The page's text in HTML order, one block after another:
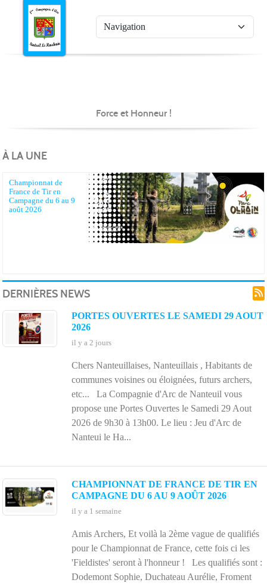
Force et Honneur !
À LA UNE
Championnat de
France de Tir en
Campagne du 6 au 9
août 2026
DERNIÈRES NEWS
PORTES OUVERTES LE SAMEDI 29 AOUT
2026
il y a 2 jours
Chers Nanteuillaises, Nanteuillais , Habitants de
communes voisines ou éloignées, futurs archers,
etc... La Compagnie d'Arc de Nanteuil vous
propose une Portes Ouvertes le Samedi 29 Aout
2026 de 9h30 à 13h00. Le lieu : Jeu d'Arc de
Nanteui le Ha...
CHAMPIONNAT DE FRANCE DE TIR EN
CAMPAGNE DU 6 AU 9 AOÛT 2026
il y a 1 semaine
Amis Archers, Et voilà la 2ème vague de qualifiés
pour le Championnat de France, cette fois ci les
'Fieldistes' seront à l'honneur ! Les qualifiés sont :
Dodemont Sophie, Duchateau Aurélie, Froment
Panneau de gestion des cookies